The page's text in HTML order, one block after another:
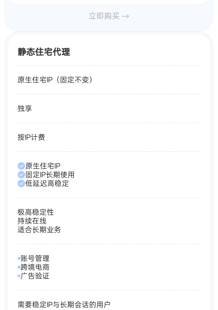
立即购买 →
静态住宅代理
原生住宅IP（固定不变）
独享
按IP计费
原生住宅IP
固定IP长期使用
低延迟高稳定
极高稳定性
持续在线
适合长期业务
账号管理
跨境电商
广告验证
需要稳定IP与长期会话的用户